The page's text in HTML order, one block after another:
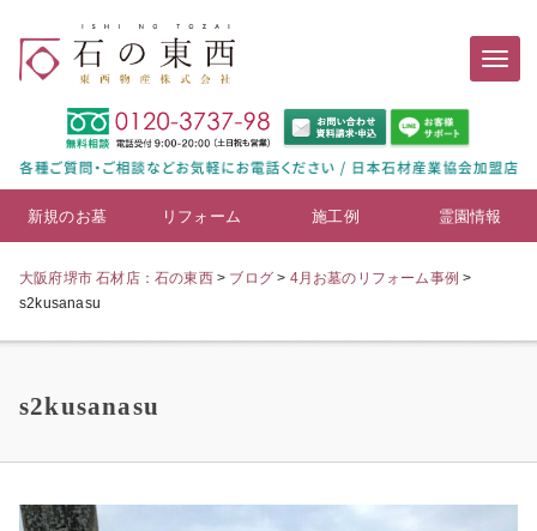
新規のお墓 リフォーム 施工例 霊園情報
大阪府堺市 石材店：石の東西> ブログ > 4月お墓のリフォーム事例 >
s2kusanasu
s2kusanasu